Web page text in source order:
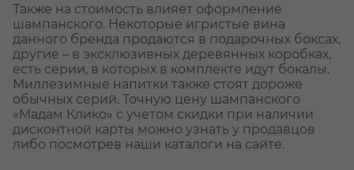
Также на стоимость влияет оформление
шампанского. Некоторые игристые вина
данного бренда продаются в подарочных боксах,
другие – в эксклюзивных деревянных коробках,
есть серии, в которых в комплекте идут бокалы.
Миллезимные напитки также стоят дороже
обычных серий. Точную цену шампанского
«Мадам Клико» с учетом скидки при наличии
дисконтной карты можно узнать у продавцов
либо посмотрев наши каталоги на сайте.